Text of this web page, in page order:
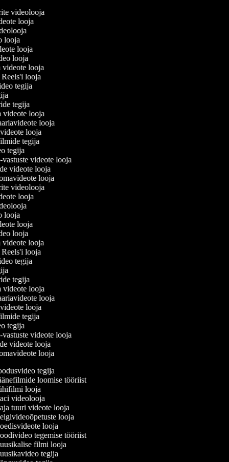
videolooja
looja
looja
looja
looja
videote looja
Reels'i looja
tegija
tegija
videote looja
looja
looja
tegija
tegija
vastuste videote looja
videote looja
looja
videolooja
looja
looja
looja
looja
videote looja
Reels'i looja
tegija
tegija
videote looja
looja
looja
tegija
tegija
vastuste videote looja
videote looja
looja
tegija
loomise tööriist
looja
videolooja
tuuri videote looja
looja
looja
tegemise tööriist
filmi looja
tegija